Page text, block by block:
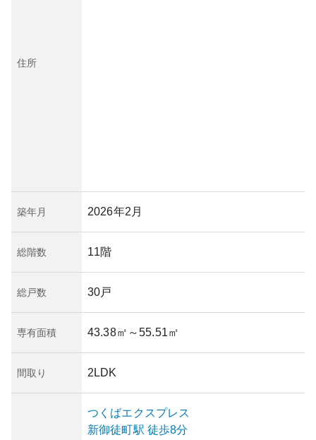
住所
築年月 2026年2月
総階数 11階
総戸数 30戸
専有面積 43.38㎡ ～55.51㎡
間取り 2LDK
つくばエクスプレス
新御徒町駅 徒歩8分